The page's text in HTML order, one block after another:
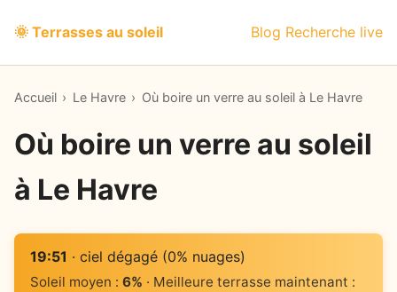
🌞 Terrasses au soleil Blog Recherche live
Accueil › Le Havre › Où boire un verre au soleil à Le Havre
Où boire un verre au soleil
à Le Havre
19:51 · ciel dégagé (0% nuages)
Soleil moyen : 6% · Meilleure terrasse maintenant :